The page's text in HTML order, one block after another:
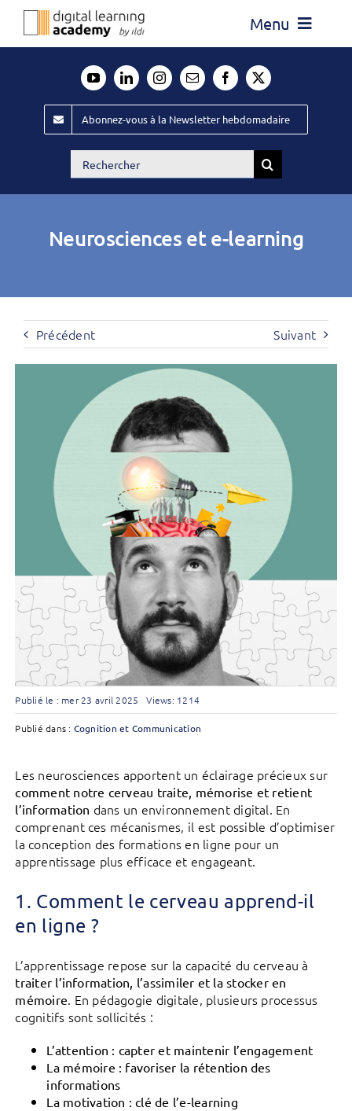
Passer
Menu
Évènements ILDI
Offres d’emploi
Publiez
Abonnez-vous à la Newsletter hebdomadaire
Rechercher:
Neurosciences et e-learning
Précédent Suivant
Publié le : mer 23 avril 2025 Views: 1214
Publié dans : Cognition et Communication
Les neurosciences apportent un éclairage précieux sur
comment notre cerveau traite, mémorise et retient
l’information dans un environnement digital. En
comprenant ces mécanismes, il est possible d’optimiser
la conception des formations en ligne pour un
apprentissage plus efficace et engageant.
1. Comment le cerveau apprend-il
en ligne ?
L’apprentissage repose sur la capacité du cerveau à
traiter l’information, l’assimiler et la stocker en
mémoire. En pédagogie digitale, plusieurs processus
cognitifs sont sollicités :
L’attention : capter et maintenir l’engagement
La mémoire : favoriser la rétention des
informations
La motivation : clé de l’e-learning